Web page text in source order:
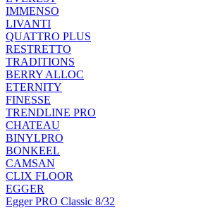
IMMENSO
LIVANTI
QUATTRO PLUS
RESTRETTO
TRADITIONS
BERRY ALLOC
ETERNITY
FINESSE
TRENDLINE PRO
CHATEAU
BINYLPRO
BONKEEL
CAMSAN
CLIX FLOOR
EGGER
Egger PRO Classic 8/32